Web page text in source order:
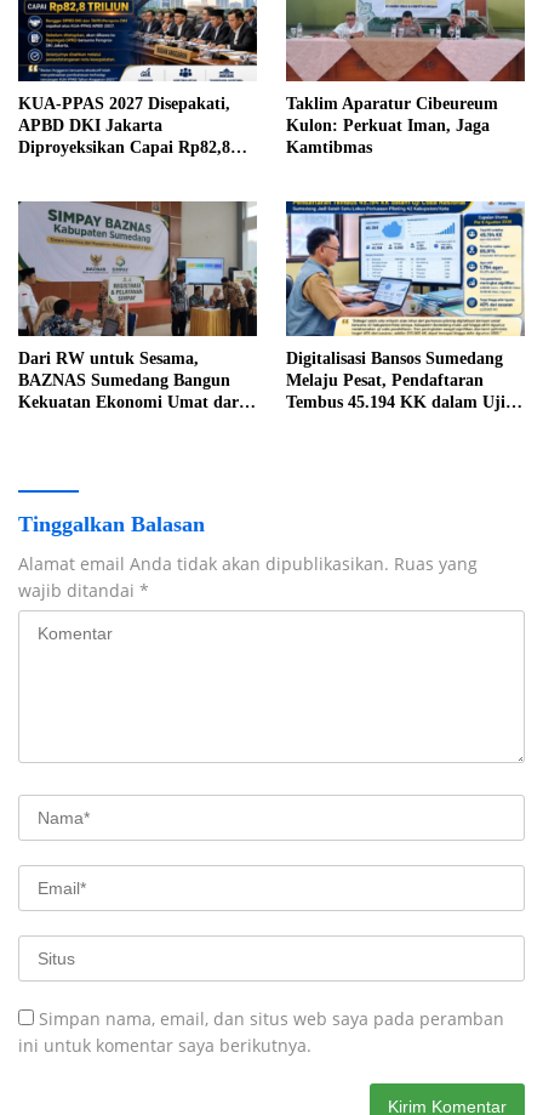
KUA-PPAS 2027 Disepakati,
APBD DKI Jakarta
Diproyeksikan Capai Rp82,8
Taklim Aparatur Cibeureum
Kulon: Perkuat Iman, Jaga
Kamtibmas
Dari RW untuk Sesama,
BAZNAS Sumedang Bangun
Kekuatan Ekonomi Umat dari
Digitalisasi Bansos Sumedang
Melaju Pesat, Pendaftaran
Tembus 45.194 KK dalam Uji
Tinggalkan Balasan
Alamat email Anda tidak akan dipublikasikan. Ruas yang
wajib ditandai *
Simpan nama, email, dan situs web saya pada peramban
ini untuk komentar saya berikutnya.